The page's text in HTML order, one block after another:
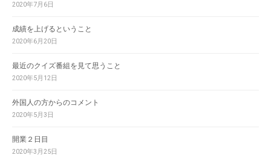
2020年7月6日
成績を上げるということ
2020年6月20日
最近のクイズ番組を見て思うこと
2020年5月12日
外国人の方からのコメント
2020年5月3日
開業２日目
2020年3月25日